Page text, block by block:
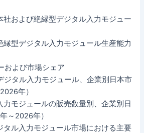
社および絶縁型デジタル入力モジュー
縁型デジタル入力モジュール生産能力
および市場シェア
ジタル入力モジュール、企業別日本市
年）
力モジュールの販売数量別、企業別日
～2026年）
タル入力モジュール市場における主要